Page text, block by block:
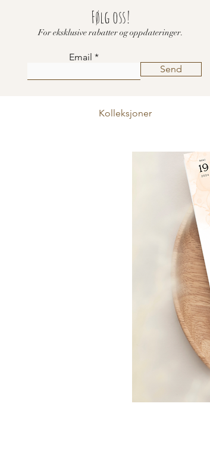
For eksklusive rabatter og oppdateringer.
Følg oss!
Email
Send
Kolleksjoner